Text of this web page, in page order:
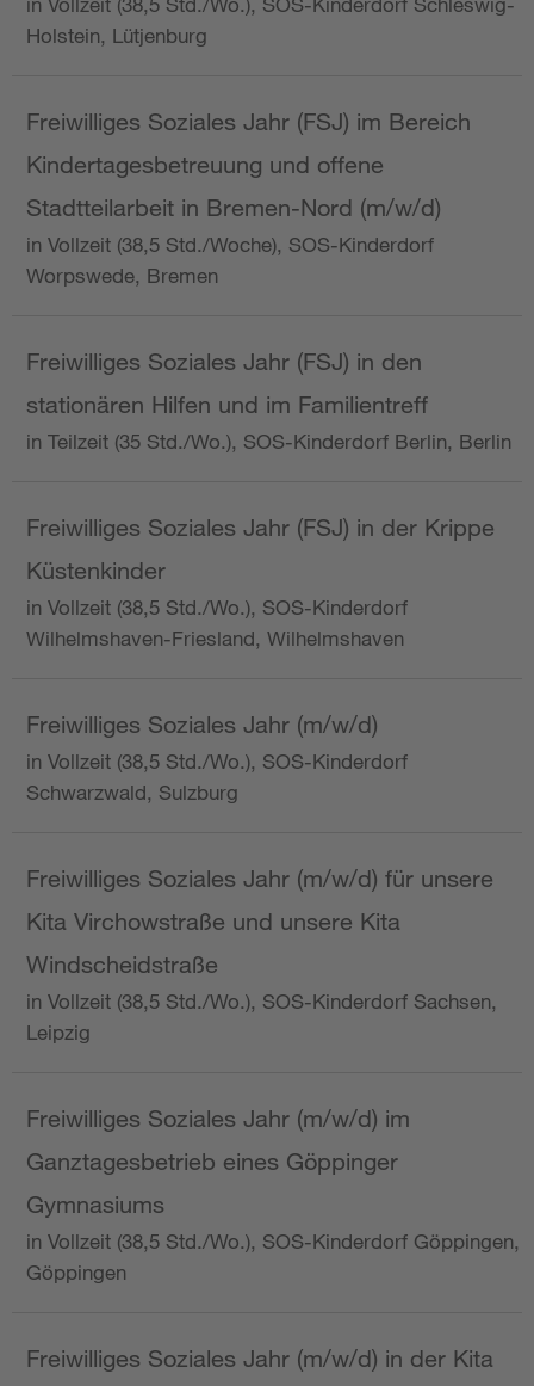
Holstein, Lütjenburg
Freiwilliges Soziales Jahr (FSJ) im Bereich
Kindertagesbetreuung und offene
Stadtteilarbeit in Bremen-Nord (m/w/d)
in Vollzeit (38,5 Std./Woche), SOS-Kinderdorf
Worpswede, Bremen
Freiwilliges Soziales Jahr (FSJ) in den
stationären Hilfen und im Familientreff
in Teilzeit (35 Std./Wo.), SOS-Kinderdorf Berlin, Berlin
Freiwilliges Soziales Jahr (FSJ) in der Krippe
Küstenkinder
in Vollzeit (38,5 Std./Wo.), SOS-Kinderdorf
Wilhelmshaven-Friesland, Wilhelmshaven
Freiwilliges Soziales Jahr (m/w/d)
in Vollzeit (38,5 Std./Wo.), SOS-Kinderdorf
Schwarzwald, Sulzburg
Freiwilliges Soziales Jahr (m/w/d) für unsere
Kita Virchowstraße und unsere Kita
Windscheidstraße
in Vollzeit (38,5 Std./Wo.), SOS-Kinderdorf Sachsen,
Leipzig
Freiwilliges Soziales Jahr (m/w/d) im
Ganztagesbetrieb eines Göppinger
Gymnasiums
in Vollzeit (38,5 Std./Wo.), SOS-Kinderdorf Göppingen,
Göppingen
Freiwilliges Soziales Jahr (m/w/d) in der Kita